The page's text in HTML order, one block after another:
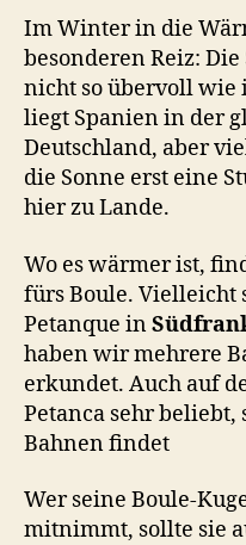
Im Winter in die
besonderen Reiz:
nicht so übervoll wie
liegt Spanien in der
Deutschland, aber
die Sonne erst eine
hier zu Lande.
Wo es wärmer ist,
fürs Boule. Vielleicht
Petanque in
haben wir mehrere
erkundet. Auch auf
Petanca sehr beliebt,
Bahnen findet
Wer seine Boule-
mitnimmt, sollte sie